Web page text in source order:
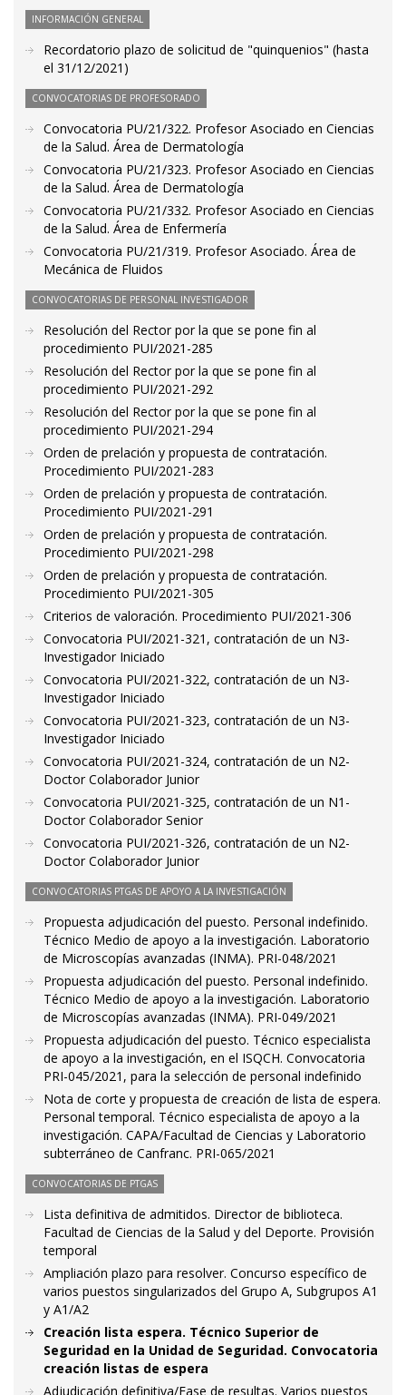
INFORMACIÓN GENERAL
Recordatorio plazo de solicitud de "quinquenios" (hasta
el 31/12/2021)
CONVOCATORIAS DE PROFESORADO
Convocatoria PU/21/322. Profesor Asociado en Ciencias
de la Salud. Área de Dermatología
Convocatoria PU/21/323. Profesor Asociado en Ciencias
de la Salud. Área de Dermatología
Convocatoria PU/21/332. Profesor Asociado en Ciencias
de la Salud. Área de Enfermería
Convocatoria PU/21/319. Profesor Asociado. Área de
Mecánica de Fluidos
CONVOCATORIAS DE PERSONAL INVESTIGADOR
Resolución del Rector por la que se pone fin al
procedimiento PUI/2021-285
Resolución del Rector por la que se pone fin al
procedimiento PUI/2021-292
Resolución del Rector por la que se pone fin al
procedimiento PUI/2021-294
Orden de prelación y propuesta de contratación.
Procedimiento PUI/2021-283
Orden de prelación y propuesta de contratación.
Procedimiento PUI/2021-291
Orden de prelación y propuesta de contratación.
Procedimiento PUI/2021-298
Orden de prelación y propuesta de contratación.
Procedimiento PUI/2021-305
Criterios de valoración. Procedimiento PUI/2021-306
Convocatoria PUI/2021-321, contratación de un N3-
Investigador Iniciado
Convocatoria PUI/2021-322, contratación de un N3-
Investigador Iniciado
Convocatoria PUI/2021-323, contratación de un N3-
Investigador Iniciado
Convocatoria PUI/2021-324, contratación de un N2-
Doctor Colaborador Junior
Convocatoria PUI/2021-325, contratación de un N1-
Doctor Colaborador Senior
Convocatoria PUI/2021-326, contratación de un N2-
Doctor Colaborador Junior
CONVOCATORIAS PTGAS DE APOYO A LA INVESTIGACIÓN
Propuesta adjudicación del puesto. Personal indefinido.
Técnico Medio de apoyo a la investigación. Laboratorio
de Microscopías avanzadas (INMA). PRI-048/2021
Propuesta adjudicación del puesto. Personal indefinido.
Técnico Medio de apoyo a la investigación. Laboratorio
de Microscopías avanzadas (INMA). PRI-049/2021
Propuesta adjudicación del puesto. Técnico especialista
de apoyo a la investigación, en el ISQCH. Convocatoria
PRI-045/2021, para la selección de personal indefinido
Nota de corte y propuesta de creación de lista de espera.
Personal temporal. Técnico especialista de apoyo a la
investigación. CAPA/Facultad de Ciencias y Laboratorio
subterráneo de Canfranc. PRI-065/2021
CONVOCATORIAS DE PTGAS
Lista definitiva de admitidos. Director de biblioteca.
Facultad de Ciencias de la Salud y del Deporte. Provisión
temporal
Ampliación plazo para resolver. Concurso específico de
varios puestos singularizados del Grupo A, Subgrupos A1
y A1/A2
Creación lista espera. Técnico Superior de
Seguridad en la Unidad de Seguridad. Convocatoria
creación listas de espera
Adjudicación definitiva/Fase de resultas. Varios puestos